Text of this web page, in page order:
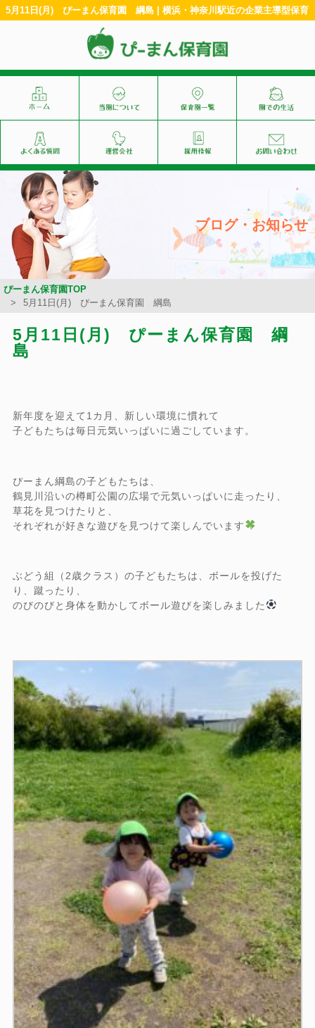
5月11日(月) ぴーまん保育園 綱島 | 横浜・神奈川駅近の企業主導型保育
ブログ・お知らせ
ぴーまん保育園TOP
5月11日(月) ぴーまん保育園 綱島
5月11日(月) ぴーまん保育園 綱
島
新年度を迎えて1カ月、新しい環境に慣れて
子どもたちは毎日元気いっぱいに過ごしています。
ぴーまん綱島の子どもたちは、
鶴見川沿いの樽町公園の広場で元気いっぱいに走ったり、
草花を見つけたりと、
それぞれが好きな遊びを見つけて楽しんでいます
ぶどう組（2歳クラス）の子どもたちは、ボールを投げた
り、蹴ったり、
のびのびと身体を動かしてボール遊びを楽しみました